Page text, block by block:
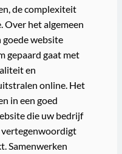
de complexiteit
Over het algemeen
goede website
gepaard gaat met
en
online. Het
in een goed
die uw bedrijf
vertegenwoordigt
Samenwerken